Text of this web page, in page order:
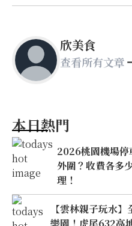
欣美食
查看所有文章
本日熱門
2026桃園機場停
外圍？收費各多
理！
【雲林親子玩水
樂園！虎尾632高